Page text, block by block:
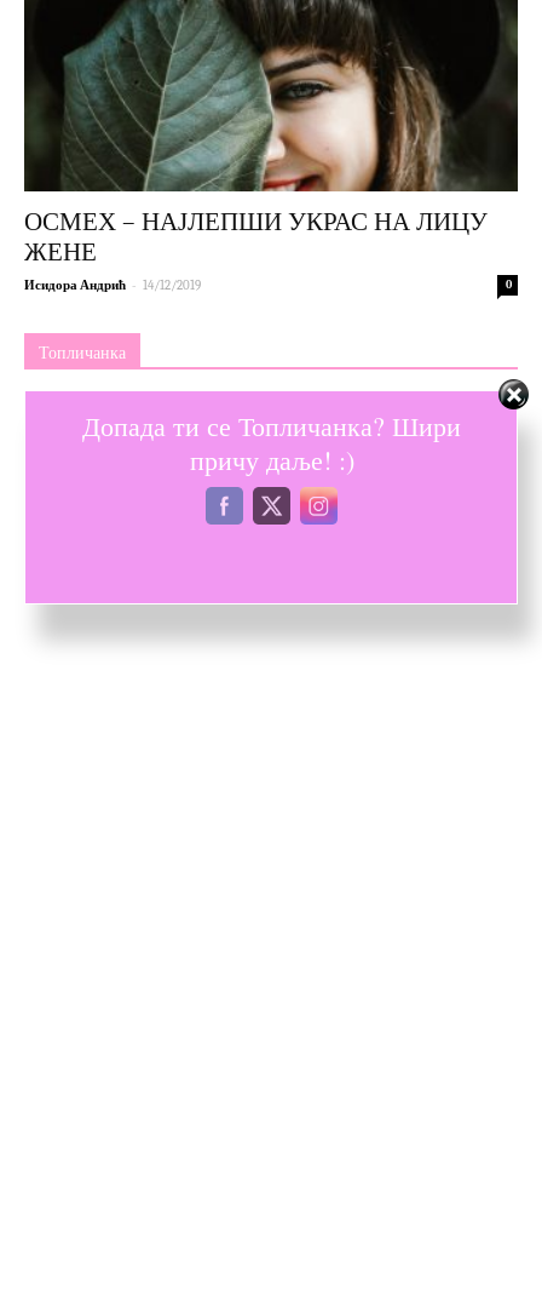
ОСМЕХ – НАЈЛЕПШИ УКРАС НА ЛИЦУ
ЖЕНЕ
Исидора Андрић - 14/12/2019 0
Топличанка
Допада ти се Топличанка? Шири
причу даље! :)